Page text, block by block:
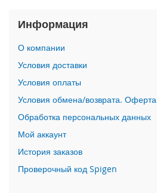
P
h
o
n
e
1
7
P
r
o
i
Информация
О компании
Условия доставки
Условия оплаты
Условия обмена/возврата. Оферта
Обработка персональных данных
Мой аккаунт
История заказов
Проверочный код Spigen